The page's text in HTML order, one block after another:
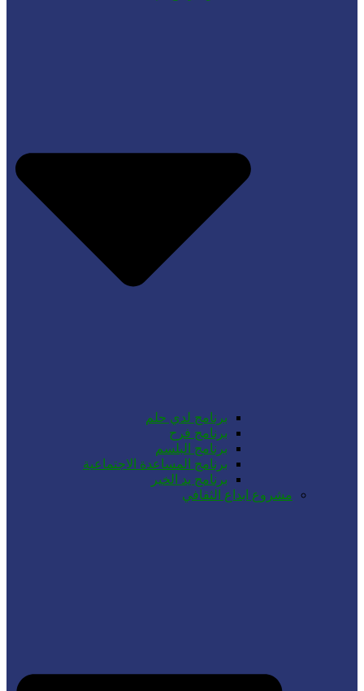
برنامج لدي حلم
برنامج فرح
برنامج البلسم
برنامج المساعدة الاجتماعية
برنامج يد الخير
مشروع ابداع الثقافي